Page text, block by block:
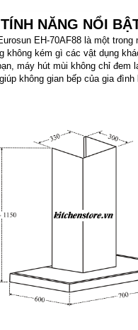
NĂNG NỔI
EH-70AF88 là một trong
không kém gì các vật dụng
máy hút mùi không chỉ đem
không gian bếp của gia